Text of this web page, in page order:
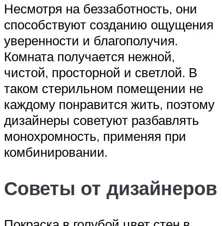
Несмотря на беззаботность, они
способствуют созданию ощущения
уверенности и благополучия.
Комната получается нежной,
чистой, просторной и светлой. В
таком стерильном помещении не
каждому понравится жить, поэтому
дизайнеры советуют разбавлять
монохромность, применяя при
комбинировании.
Советы от дизайнеров